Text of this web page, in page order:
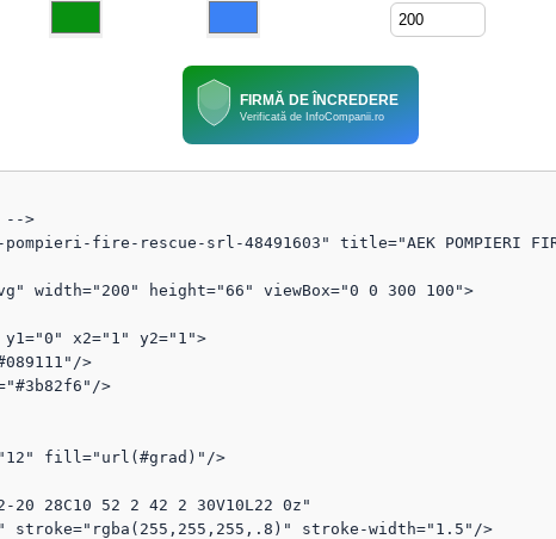
FIRMĂ DE ÎNCREDERE
Verificată de InfoCompanii.ro
-->
fire-rescue-srl-48491603" title="AEK POMPIERI
width="200" height="66" viewBox="0 0 300 100">